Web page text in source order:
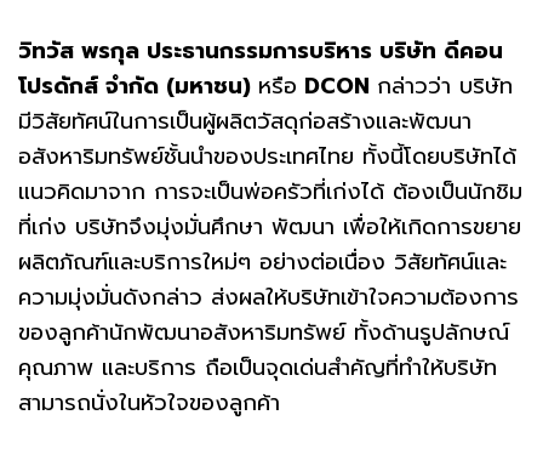
วิทวัส พรกุล ประธานกรรมการบริหาร บริษัท ดีคอน
โปรดักส์ จำกัด (มหาชน) หรือ DCON กล่าวว่า บริษัท
มีวิสัยทัศน์ในการเป็นผู้ผลิตวัสดุก่อสร้างและพัฒนา
อสังหาริมทรัพย์ชั้นนำของประเทศไทย ทั้งนี้โดยบริษัทได้
แนวคิดมาจาก การจะเป็นพ่อครัวที่เก่งได้ ต้องเป็นนักชิม
ที่เก่ง บริษัทจึงมุ่งมั่นศึกษา พัฒนา เพื่อให้เกิดการขยาย
ผลิตภัณฑ์และบริการใหม่ๆ อย่างต่อเนื่อง วิสัยทัศน์และ
ความมุ่งมั่นดังกล่าว ส่งผลให้บริษัทเข้าใจความต้องการ
ของลูกค้านักพัฒนาอสังหาริมทรัพย์ ทั้งด้านรูปลักษณ์
คุณภาพ และบริการ ถือเป็นจุดเด่นสำคัญที่ทำให้บริษัท
สามารถนั่งในหัวใจของลูกค้า